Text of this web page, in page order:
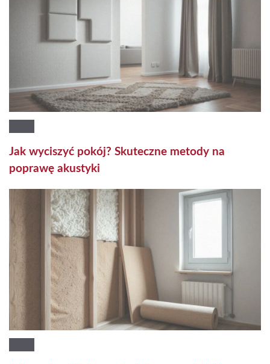
Jak wyciszyć pokój? Skuteczne metody na
poprawę akustyki